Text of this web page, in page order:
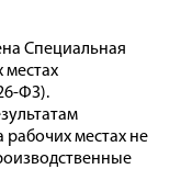
Специальная
местах
ФЗ).
местах не